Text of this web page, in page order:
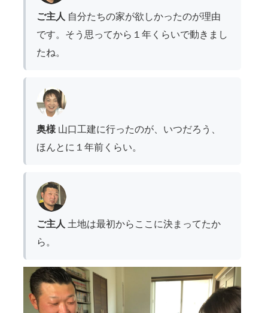
ご主人 自分たちの家が欲しかったのが理由
です。そう思ってから１年くらいで動きまし
たね。
奥様 山口工建に行ったのが、いつだろう、
ほんとに１年前くらい。
ご主人 土地は最初からここに決まってたか
ら。